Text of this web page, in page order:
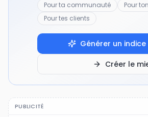
Pour ta communauté
Pour
Pour tes clients
Générer un indice
Créer le
PUBLICITÉ